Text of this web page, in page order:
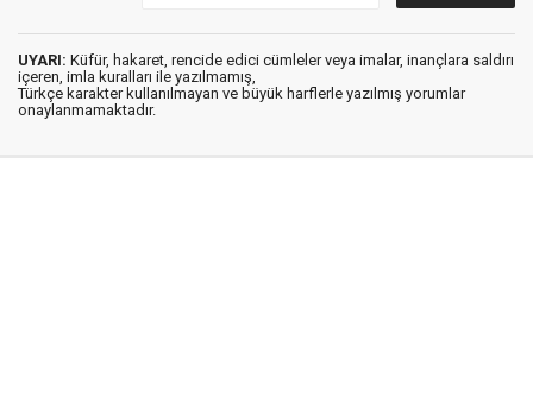
UYARI: Küfür, hakaret, rencide edici cümleler veya imalar, inançlara saldırı
içeren, imla kuralları ile yazılmamış,
Türkçe karakter kullanılmayan ve büyük harflerle yazılmış yorumlar
onaylanmamaktadır.